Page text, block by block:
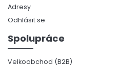
Adresy
Odhlásit se
Spolupráce
Velkoobchod (B2B)